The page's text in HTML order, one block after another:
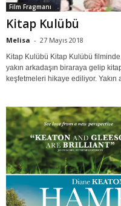
Film Fragmanı
Kitap Kulübü
Melisa - 27 Mayıs 2018
Kitap Kulübü Kitap Kulübü
yakın arkadaşın biraraya gelip
keşfetmeleri hikaye ediliyor. Yakın